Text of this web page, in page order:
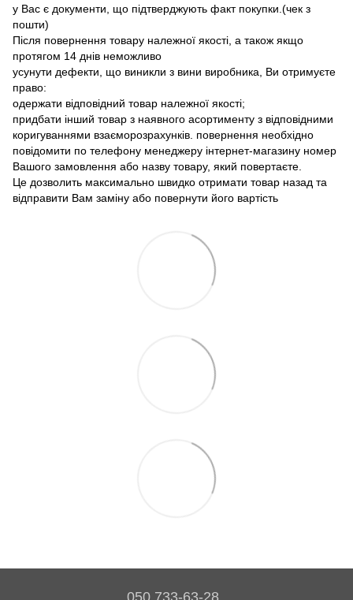
у Вас є документи, що підтверджують факт покупки.(чек з
пошти)
Після повернення товару належної якості, а також якщо
протягом 14 днів неможливо
усунути дефекти, що виникли з вини виробника, Ви отримуєте
право:
одержати відповідний товар належної якості;
придбати інший товар з наявного асортименту з відповідними
коригуваннями взаєморозрахунків. повернення необхідно
повідомити по телефону менеджеру інтернет-магазину номер
Вашого замовлення або назву товару, який повертаєте.
Це дозволить максимально швидко отримати товар назад та
відправити Вам заміну або повернути його вартість
050 733-63-28